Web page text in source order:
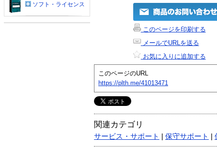
このページを印刷する
メールでURLを送る
お気に入りに追加する
このページのURL
https://plth.me/41013471
関連カテゴリ
サービス・サポート 保守サポート
ソフト・ライセンス